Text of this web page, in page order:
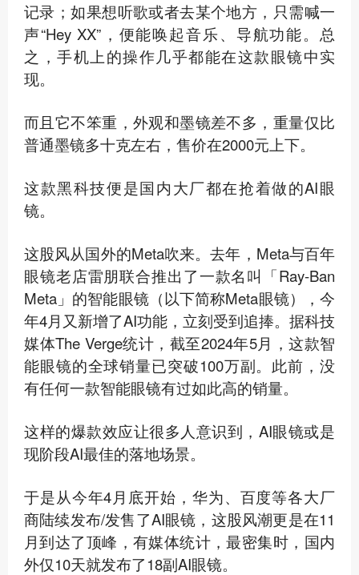
记录；如果想听歌或者去某个地方，只需喊一
声“Hey XX”，便能唤起音乐、导航功能。总
之，手机上的操作几乎都能在这款眼镜中实
现。
而且它不笨重，外观和墨镜差不多，重量仅比
普通墨镜多十克左右，售价在2000元上下。
这款黑科技便是国内大厂都在抢着做的AI眼
镜。
这股风从国外的Meta吹来。去年，Meta与百年
眼镜老店雷朋联合推出了一款名叫「Ray-Ban
Meta」的智能眼镜（以下简称Meta眼镜），今
年4月又新增了AI功能，立刻受到追捧。据科技
媒体The Verge统计，截至2024年5月，这款智
能眼镜的全球销量已突破100万副。此前，没
有任何一款智能眼镜有过如此高的销量。
这样的爆款效应让很多人意识到，AI眼镜或是
现阶段AI最佳的落地场景。
于是从今年4月底开始，华为、百度等各大厂
商陆续发布/发售了AI眼镜，这股风潮更是在11
月到达了顶峰，有媒体统计，最密集时，国内
外仅10天就发布了18副AI眼镜。